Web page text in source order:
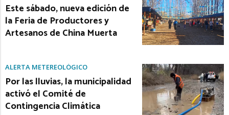
Este sábado, nueva edición de
la Feria de Productores y
Artesanos de China Muerta
ALERTA METEREOLÓGICO
Por las lluvias, la municipalidad
activó el Comité de
Contingencia Climática